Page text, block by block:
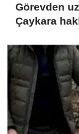
Görevden
Çaykara